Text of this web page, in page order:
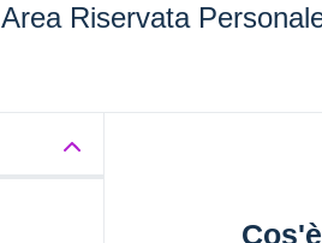
Area Riservata
Cos'è